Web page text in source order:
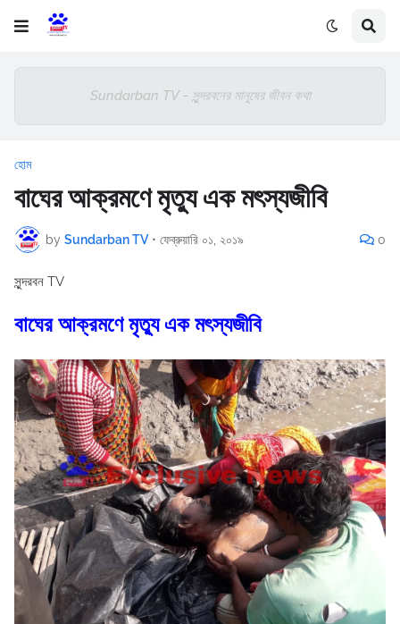
Sundarban TV - সুন্দরবনের মানুষের জীবন কথা
হোম
বাঘের আক্রমণে মৃত্যু এক মৎস্যজীবি
by Sundarban TV • ফেব্রুয়ারি ০১, ২০১৯ 0
সুন্দরবন TV
বাঘের আক্রমণে মৃত্যু এক মৎস্যজীবি